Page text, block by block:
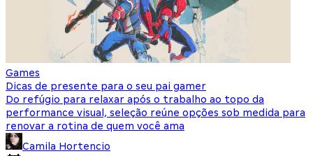
Games
Dicas de presente para o seu pai gamer
Do refúgio para relaxar após o trabalho ao topo da
performance visual, seleção reúne opções sob medida para
renovar a rotina de quem você ama
Camila Hortencio